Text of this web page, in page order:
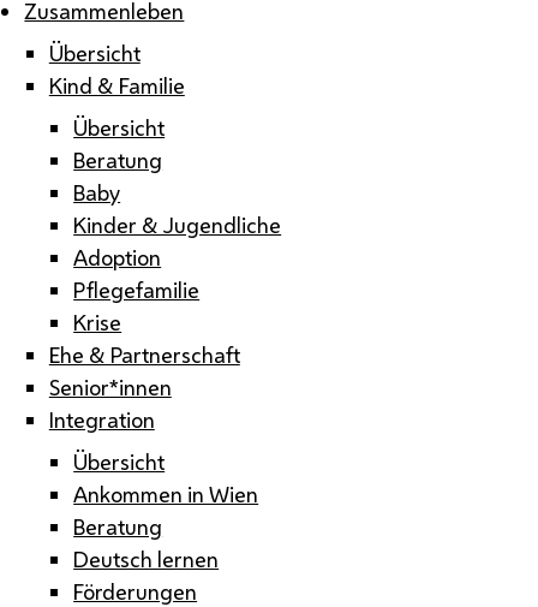
Zusammenleben
Übersicht
Kind & Familie
Übersicht
Beratung
Baby
Kinder & Jugendliche
Adoption
Pflegefamilie
Krise
Ehe & Partnerschaft
Senior*innen
Integration
Übersicht
Ankommen in Wien
Beratung
Deutsch lernen
Förderungen